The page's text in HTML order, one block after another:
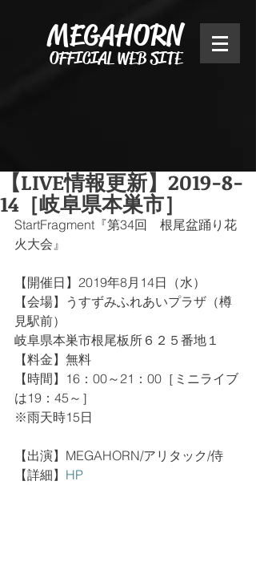
MEGAHORN
OFFICIAL WEB SITE
【LIVE情報更新】2019-8-
14［岐阜県本巣市］
StartFragment『第34回　根尾盆踊り花
火大会』
【開催日】2019年8月14日（水）
【会場】うすずみふれあいプラザ（樽
見駅前）
岐阜県本巣市根尾板所６２５番地１
【料金】無料
【時間】16：00～21：00［ミニライブ
は19：45～］
※雨天時15日
【出演】MEGAHORN/アリタック/侍
【詳細】 HP